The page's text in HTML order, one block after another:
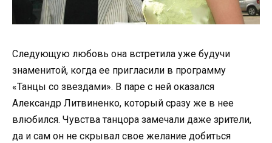
Следующую любовь она встретила уже будучи
знаменитой, когда ее пригласили в программу
«Танцы со звездами». В паре с ней оказался
Александр Литвиненко, который сразу же в нее
влюбился. Чувства танцора замечали даже зрители,
да и сам он не скрывал свое желание добиться